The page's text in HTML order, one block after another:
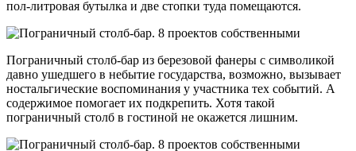
пол-литровая бутылка и две стопки туда помещаются.
Пограничный столб-бар из березовой фанеры с символикой
давно ушедшего в небытие государства, возможно, вызывает
ностальгические воспоминания у участника тех событий. А
содержимое помогает их подкрепить. Хотя такой
пограничный столб в гостиной не окажется лишним.